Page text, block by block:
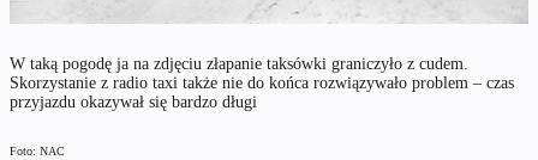
W taką pogodę ja na zdjęciu złapanie taksówki graniczyło z cudem.
Skorzystanie z radio taxi także nie do końca rozwiązywało problem – czas
przyjazdu okazywał się bardzo długi
Foto: NAC